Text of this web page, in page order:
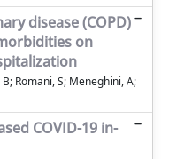
disease (COPD)
on
Romani, S; Meneghini, A;
COVID-19 in-